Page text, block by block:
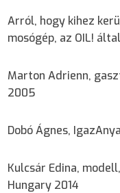
Arról, hogy kihez
mosógép, az OIL!
Marton Adrienn,
2005
Dobó Ágnes,
Kulcsár Edina,
Hungary 2014